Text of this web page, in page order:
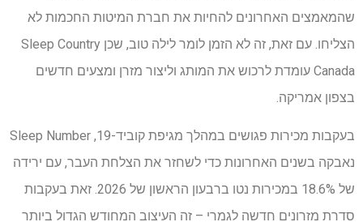
שהמאמצים האחרונים להחיות את חברת המיטות החכמות לא
הצליחו. עם זאת, זה לא הזמן לומר לילה טוב, שכן Sleep Country
Canada עומדת לרכוש את המותג וליצור מזרן ומצעים חדשים
בצפון אמריקה.
בעקבות מכירות פגושים במהלך מגיפת קוביד-19, Sleep Number
נאבקה בשנים האחרונות כדי לשחזר את הצלחת העבר, עם ירידה
של 18.6% במכירות נטו ברבעון הראשון של 2026. זאת בעקבות
סדרת מזרונים חדשה לגמרי – זה העיצוב המחודש הגדול ביותר